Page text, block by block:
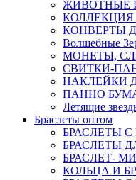
ЖИВОТНЫЕ
КОНВЕРТЫ
Волшебные
МОНЕТЫ,
СВИТКИ-
НАКЛЕЙКИ
ПАННО
Летящие
Браслеты оптом
БРАСЛЕТЫ
БРАСЛЕТЫ
БРАСЛЕТ-
КОЛЬЦА И